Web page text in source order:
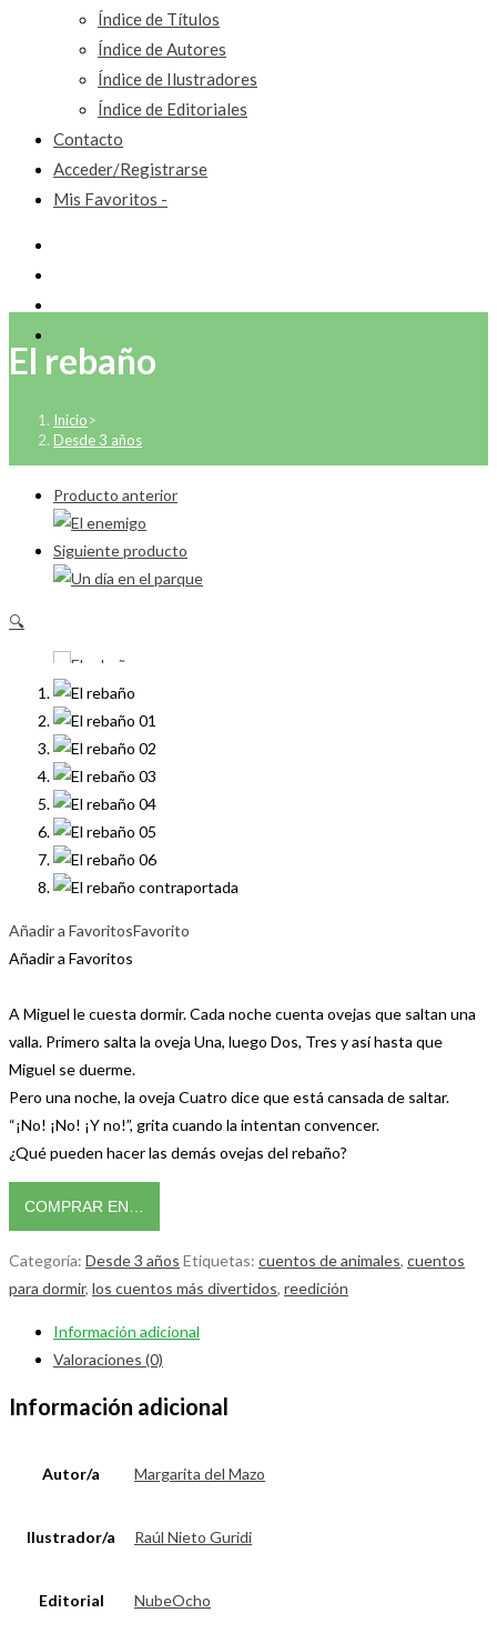
Índice de Títulos
Índice de Autores
Índice de Ilustradores
Índice de Editoriales
Contacto
Acceder/Registrarse
Mis Favoritos -
El rebaño
Inicio>
Desde 3 años
Producto anterior
Siguiente producto
🔍
Añadir a FavoritosFavorito
Añadir a Favoritos
A Miguel le cuesta dormir. Cada noche cuenta ovejas que saltan una
valla. Primero salta la oveja Una, luego Dos, Tres y así hasta que
Miguel se duerme.
Pero una noche, la oveja Cuatro dice que está cansada de saltar.
“¡No! ¡No! ¡Y no!”, grita cuando la intentan convencer.
¿Qué pueden hacer las demás ovejas del rebaño?
COMPRAR EN…
Categoría: Desde 3 años Etiquetas: cuentos de animales, cuentos
para dormir, los cuentos más divertidos, reedición
Información adicional
Valoraciones (0)
Información adicional
Autor/a Margarita del Mazo
Ilustrador/a Raúl Nieto Guridi
Editorial NubeOcho